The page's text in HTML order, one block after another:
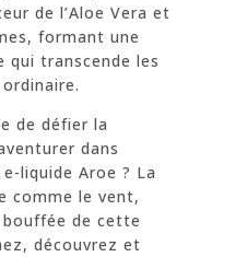
de l’Aloe Vera et
formant une
qui transcende les
de défier la
dans
liquide Aroe ? La
comme le vent,
bouffée de cette
découvrez et